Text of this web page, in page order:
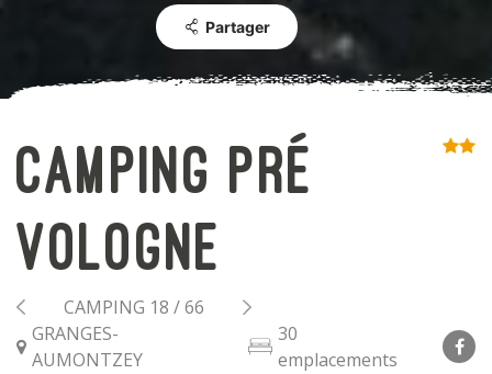
Partager
Camping Pré
Vologne
CAMPING 18 / 66
GRANGES-
AUMONTZEY
30
emplacements